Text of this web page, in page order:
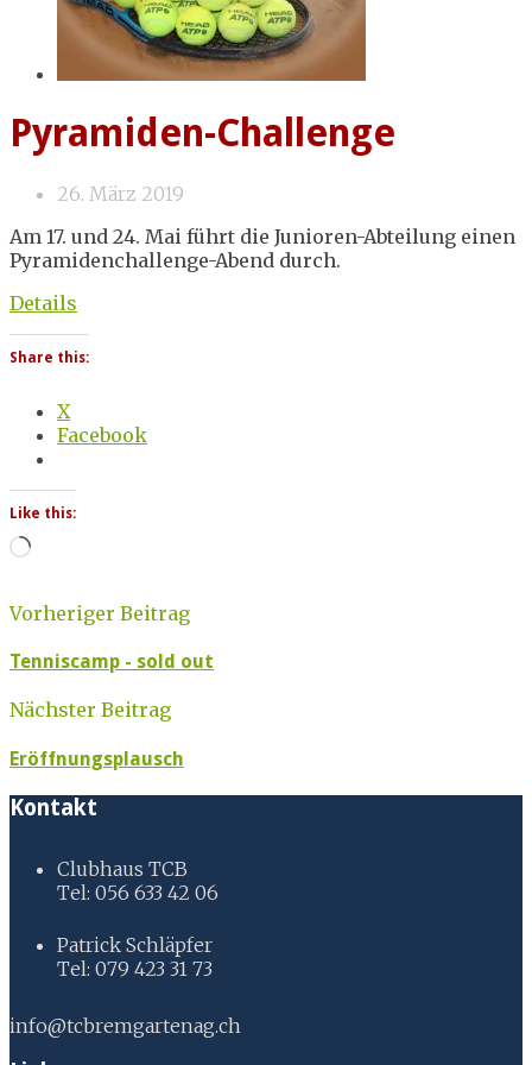
Pyramiden-Challenge
26. März 2019
Am 17. und 24. Mai führt die Junioren-Abteilung einen
Pyramidenchallenge-Abend durch.
Details
Share this:
X
Facebook
Like this:
Loading…
Vorheriger Beitrag
Tenniscamp - sold out
Nächster Beitrag
Eröffnungsplausch
Kontakt
Clubhaus TCB
Tel: 056 633 42 06
Patrick Schläpfer
Tel: 079 423 31 73
info@tcbremgartenag.ch